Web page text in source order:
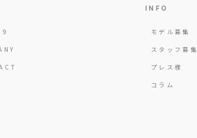
INFO
モデル募集
スタッフ募集
プレス様
コラム